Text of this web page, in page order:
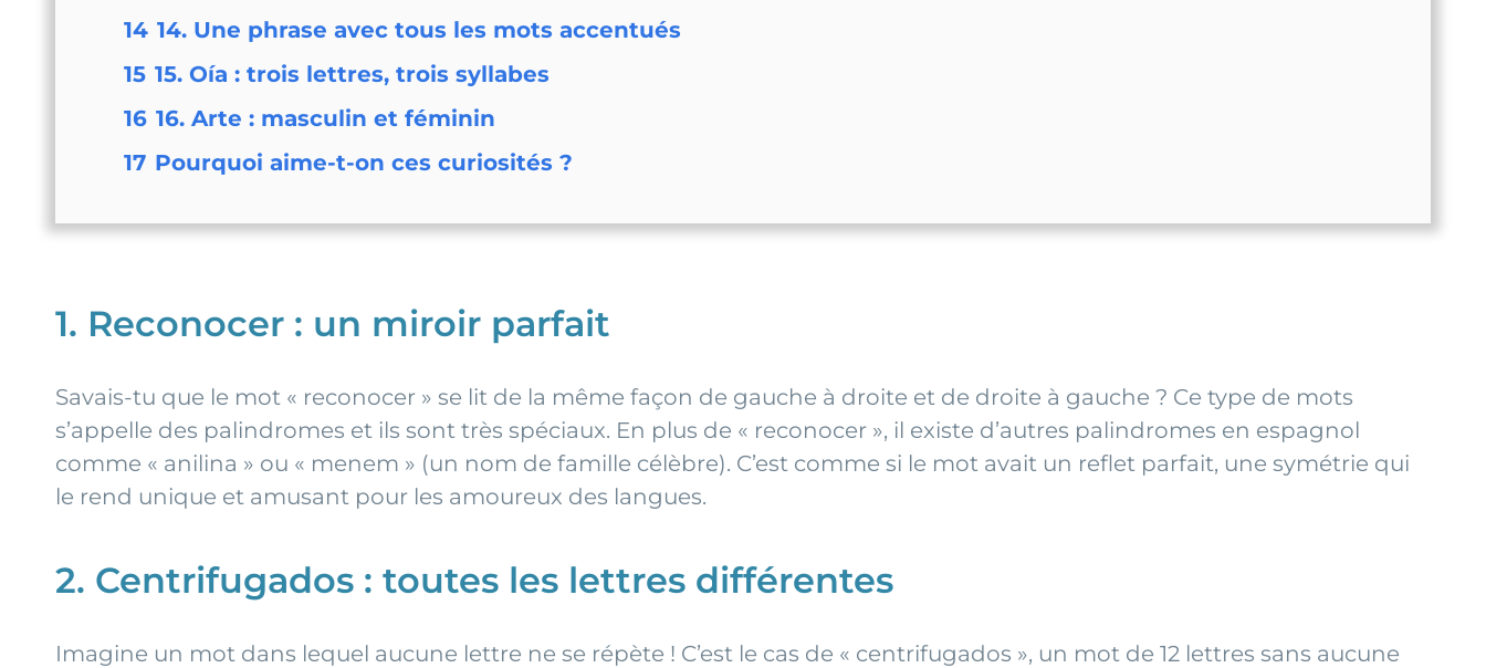
14 14. Une phrase avec tous les mots accentués
15 15. Oía : trois lettres, trois syllabes
16 16. Arte : masculin et féminin
17 Pourquoi aime-t-on ces curiosités ?
1. Reconocer : un miroir parfait
Savais-tu que le mot « reconocer » se lit de la même façon de gauche à droite et de droite à gauche ? Ce type de mots
s’appelle des palindromes et ils sont très spéciaux. En plus de « reconocer », il existe d’autres palindromes en espagnol
comme « anilina » ou « menem » (un nom de famille célèbre). C’est comme si le mot avait un reflet parfait, une symétrie qui
le rend unique et amusant pour les amoureux des langues.
2. Centrifugados : toutes les lettres différentes
Imagine un mot dans lequel aucune lettre ne se répète ! C’est le cas de « centrifugados », un mot de 12 lettres sans aucune